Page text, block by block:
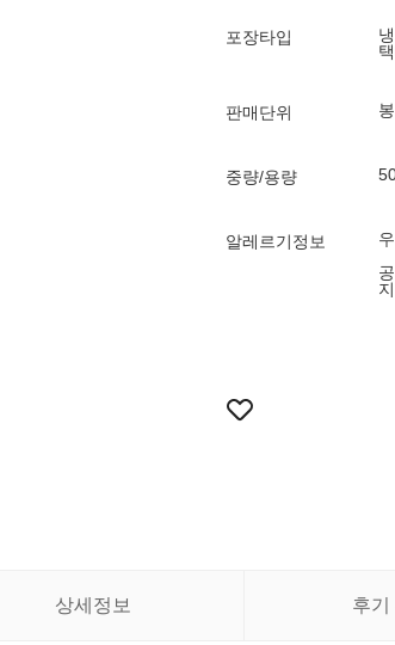
포장타입
판매단위 봉
중량/용량
알레르기정보
상세정보 후기